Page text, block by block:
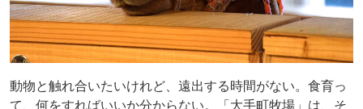
動物と触れ合いたいけれど、遠出する時間がない。食育っ
て、何をすればいいか分からない。「大手町牧場」は、そ